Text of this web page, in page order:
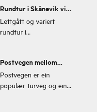
Rundtur i Skånevik via
bøkeskogen og
postvegbrua
Lettgått og variert
rundtur i
utsikt utover fjorden og
mot Kvinnheradsfjella.
Postvegen mellom
Skånevik og Etne
Postvegen er ein
populær turveg og ein